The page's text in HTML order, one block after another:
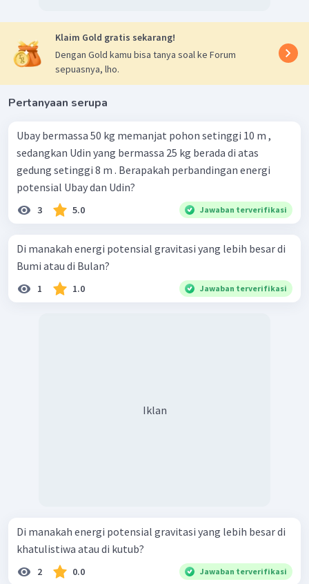
Klaim Gold gratis sekarang!
Dengan Gold kamu bisa tanya soal ke Forum
sepuasnya, lho.
Pertanyaan serupa
Ubay bermassa 50 kg memanjat pohon setinggi 10 m ,
sedangkan Udin yang bermassa 25 kg berada di atas
gedung setinggi 8 m . Berapakah perbandingan energi
potensial Ubay dan Udin?
3 5.0 Jawaban terverifikasi
Di manakah energi potensial gravitasi yang lebih besar di
Bumi atau di Bulan?
1 1.0 Jawaban terverifikasi
Iklan
Di manakah energi potensial gravitasi yang lebih besar di
khatulistiwa atau di kutub?
2 0.0 Jawaban terverifikasi